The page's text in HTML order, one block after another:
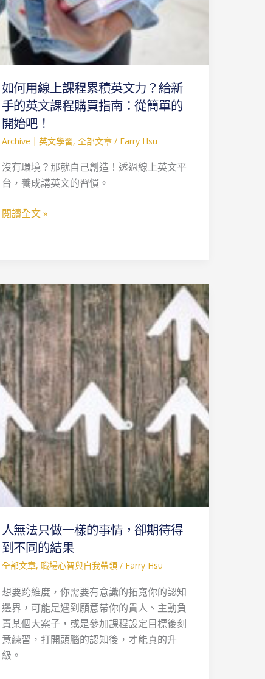
如何用線上課程累積英文力？給新
手的英文課程購買指南：從簡單的
開始吧！
Archive｜英文學習, 全部文章/ Farry Hsu
沒有環境？那就自己創造！透過線上英文平
台，養成講英文的習慣。
文
力？
給
新
的
英
文
購
買
南：
開
始
吧！
閱讀全文 »
人無法只做一樣的事情，卻期待得
到不同的結果
全部文章, 職場心智與自我帶領/ Farry Hsu
想要跨維度，你需要有意識的拓寬你的認知
邊界，可能是遇到願意帶你的貴人、主動負
責某個大案子，或是參加課程設定目標後刻
意練習，打開頭腦的認知後，才能真的升
級。
人
無
法
只
做
一
樣
的
事
情，
卻
期
待
得
不
同
的
果